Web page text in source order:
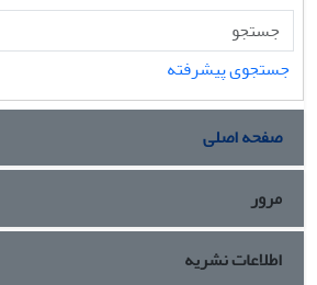
جستجوی پیشرفته
صفحه اصلی
مرور
اطلاعات نشریه